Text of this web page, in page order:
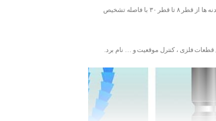
سه نوع با مدلهای دوسیم DC، دوسیم AC و سه سیم DC موجود بوده و تنوع بدنه ها از قطر ۸ تا قطر ۳۰ با فاصله تشخیص
قطعات فلزی ، کنترل موقعیت و … نام برد.